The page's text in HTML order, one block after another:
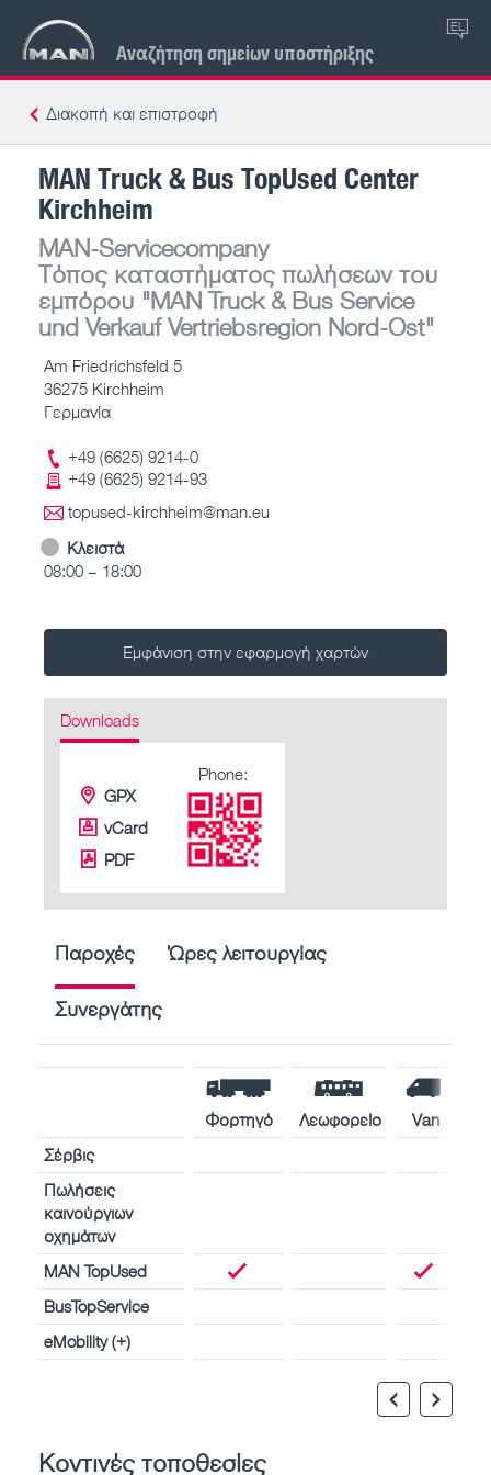
Αναζήτηση σημείων υποστήριξης
EL
Διακοπή και επιστροφή
MAN Truck & Bus TopUsed Center
Kirchheim
MAN-Servicecompany
Τόπος καταστήματος πωλήσεων του
εμπόρου "MAN Truck & Bus Service
und Verkauf Vertriebsregion Nord-Ost"
Am Friedrichsfeld 5
36275 Kirchheim
Γερμανία
+49 (6625) 9214-0
+49 (6625) 9214-93
topused-kirchheim@man.eu
Κλειστά
08:00 – 18:00
Εμφάνιση στην εφαρμογή χαρτών
Downloads
GPX
vCard
PDF
Phone:
Παροχές Ώρες λειτουργίας
Συνεργάτης
Φορτηγό Λεωφορείο
Van
Σέρβις
Πωλήσεις
καινούργιων
οχημάτων
MAN TopUsed
BusTopService
eMobility (+)
Κοντινές τοποθεσίες